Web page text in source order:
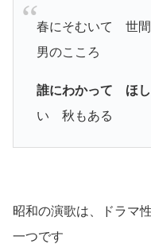
春にそむいて 世
男のこころ
誰にわかって ほ
い 秋もある
昭和の演歌は、ドラマ性
一つです